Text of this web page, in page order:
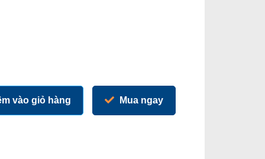
vào giỏ hàng Mua ngay